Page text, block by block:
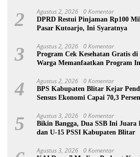
2 Agustus 2, 2026 0 Komentar
DPRD Restui Pinjaman Rp100
Pasar Kutoarjo, Ini Syaratnya
3 Agustus 2, 2026 0 Komentar
Program Cek Kesehatan Gratis
Warga Memanfaatkan Program
4 Agustus 2, 2026 0 Komentar
BPS Kabupaten Blitar Kejar
Sensus Ekonomi Capai 70,3 Persen
5 Agustus 3, 2026 0 Komentar
Bikin Bangga, Dua SSB Ini Juara
dan U-15 PSSI Kabupaten Blitar
Agustus 3, 2026 0 Komentar